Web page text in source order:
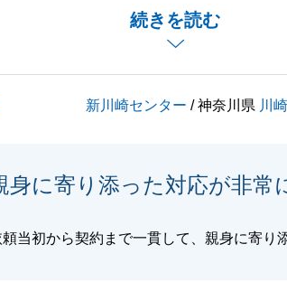
続きを読む
までよりさらに素敵なものになることを
閉じる
新川崎センター / 神奈川県 川
身に寄り添った対応が非常
当初から契約まで一貫して、親身に寄り